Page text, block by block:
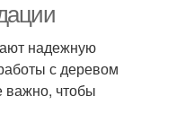
надежную
с деревом
важно, чтобы